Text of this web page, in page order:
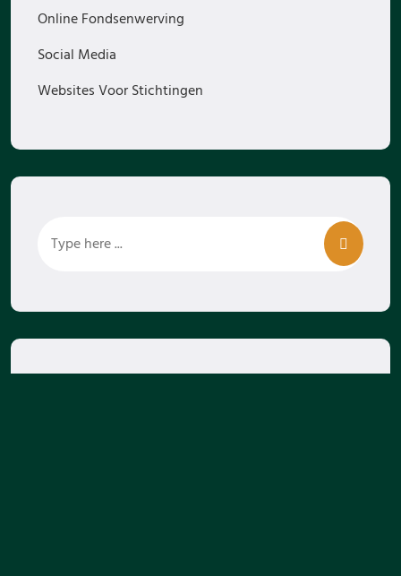
Online Fondsenwerving
Social Media
Websites Voor Stichtingen